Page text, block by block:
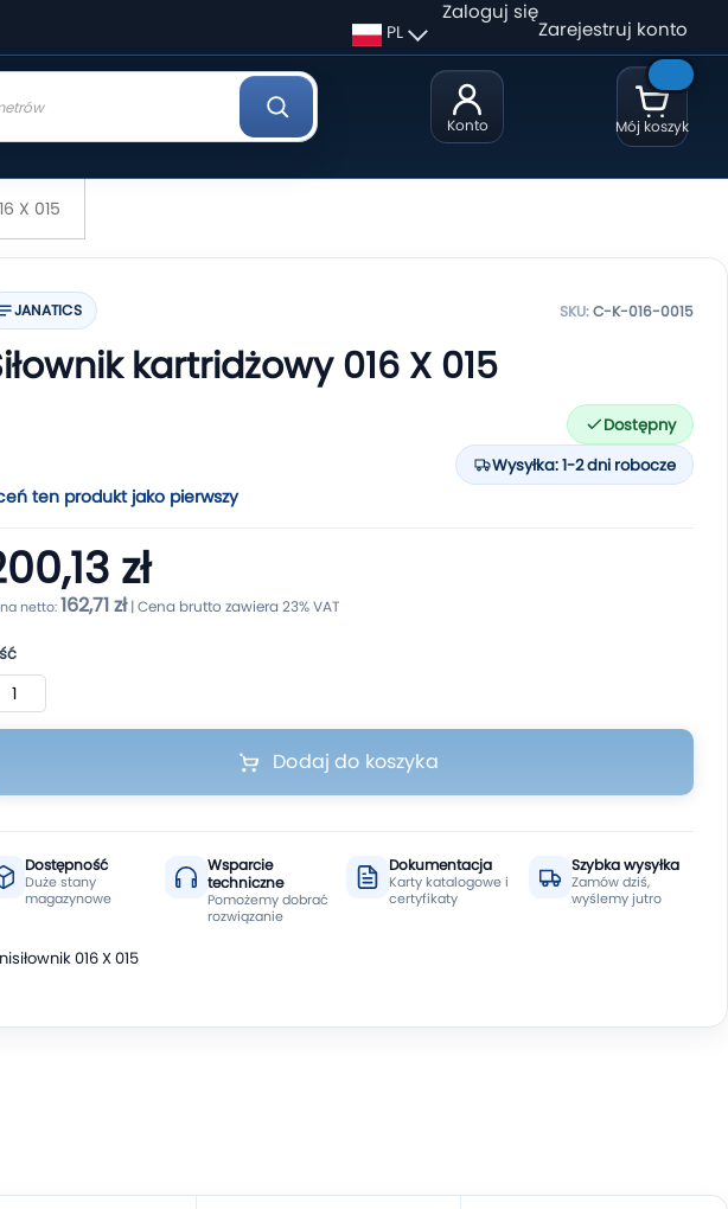
Konto
PL
Zaloguj się
Zarejestruj konto
Mój koszyk
X 015
JANATICS SKU:C-K-016-0015
kartridżowy 016 X 015
Dostępny
Wysyłka: 1-2 dni robocze
ten produkt jako pierwszy
zł
162,71 zł
Dodaj do koszyka
Dostępność
Duże stany
magazynowe
Wsparcie
techniczne
Pomożemy dobrać
rozwiązanie
Dokumentacja
Karty katalogowe i
certyfikaty
Szybka wysyłka
Zamów dziś,
wyślemy jutro
016 X 015